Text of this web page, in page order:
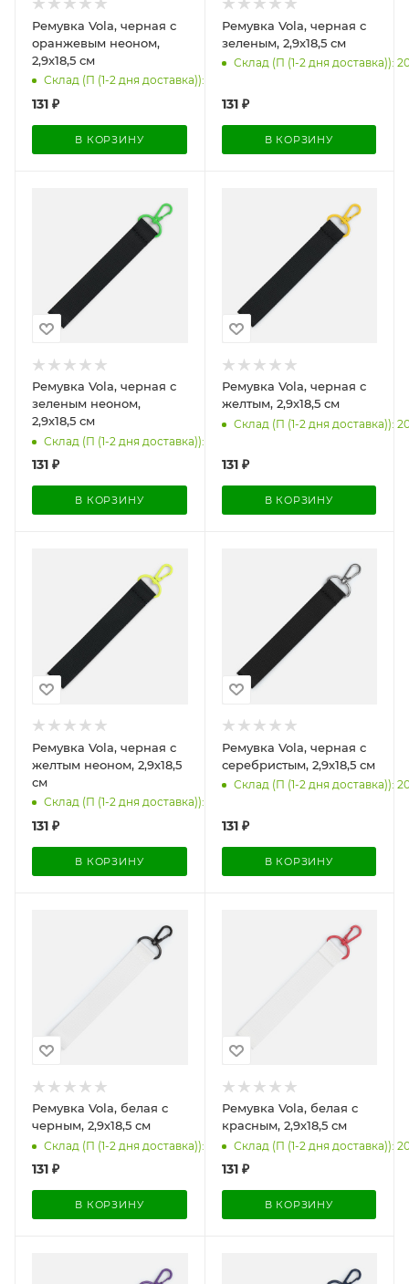
Ремувка Vola, черная с
оранжевым неоном,
2,9х18,5 см
Склад (П (1-2 дня доставка)): 2000
131 ₽
В КОРЗИНУ
Ремувка Vola, черная с
зеленым, 2,9х18,5 см
Склад (П (1-2 дня доставка)):
131₽
В КОРЗИНУ
Ремувка Vola, черная с
зеленым неоном,
2,9х18,5 см
Склад (П (1-2 дня доставка)): 2000
131 ₽
В КОРЗИНУ
Ремувка Vola, черная с
желтым, 2,9х18,5 см
Склад (П (1-2 дня доставка)):
131₽
В КОРЗИНУ
Ремувка Vola, черная с
желтым неоном, 2,9х18,5
см
Склад (П (1-2 дня доставка)): 2000
131 ₽
В КОРЗИНУ
Ремувка Vola, черная с
серебристым, 2,9х18,5 см
Склад (П (1-2 дня доставка)):
131₽
В КОРЗИНУ
Ремувка Vola, белая с
черным, 2,9х18,5 см
Склад (П (1-2 дня доставка)): 4000
131 ₽
В КОРЗИНУ
Ремувка Vola, белая с
красным, 2,9х18,5 см
Склад (П (1-2 дня доставка)):
131₽
В КОРЗИНУ